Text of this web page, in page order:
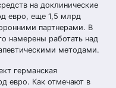
на доклинические
евро, еще 1,5 млрд
партнерами. В
намерены работать над
методами.
германская
евро. Как отмечают в